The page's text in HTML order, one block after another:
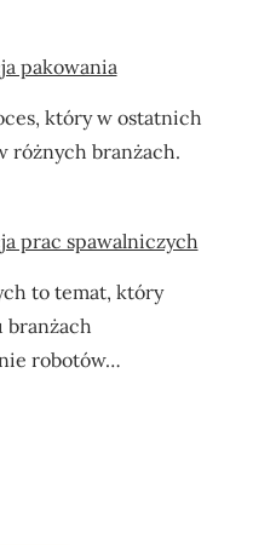
pakowania
który w ostatnich
różnych branżach.
prac spawalniczych
to temat, który
branżach
robotów…